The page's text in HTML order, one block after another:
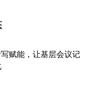
赋能，让基层会议记